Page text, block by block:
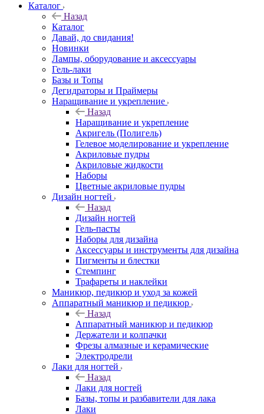
Каталог
Назад
Каталог
Давай, до свидания!
Новинки
Лампы, оборудование и аксессуары
Гель-лаки
Базы и Топы
Дегидраторы и Праймеры
Наращивание и укрепление
Назад
Наращивание и укрепление
Акригель (Полигель)
Гелевое моделирование и укрепление
Акриловые пудры
Акриловые жидкости
Наборы
Цветные акриловые пудры
Дизайн ногтей
Назад
Дизайн ногтей
Гель-пасты
Наборы для дизайна
Аксессуары и инструменты для дизайна
Пигменты и блестки
Стемпинг
Трафареты и наклейки
Маникюр, педикюр и уход за кожей
Аппаратный маникюр и педикюр
Назад
Аппаратный маникюр и педикюр
Держатели и колпачки
Фрезы алмазные и керамические
Электродрели
Лаки для ногтей
Назад
Лаки для ногтей
Базы, топы и разбавители для лака
Лаки